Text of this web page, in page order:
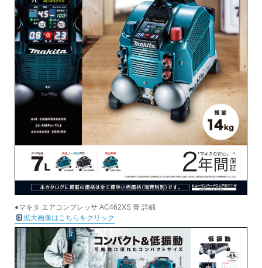
●マキタ エアコンプレッサ AC462XS 青 詳細
拡大画像はこちらをクリック